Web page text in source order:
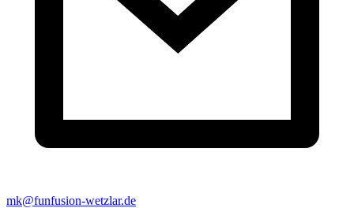
mk@funfusion-wetzlar.de